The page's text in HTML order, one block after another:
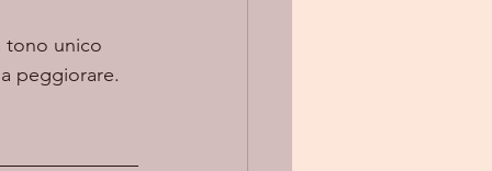
tono unico
peggiorare.